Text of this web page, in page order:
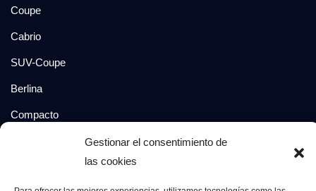
Gestionar el consentimiento de
las cookies
Coupe
Cabrio
SUV-Coupe
Berlina
Compacto